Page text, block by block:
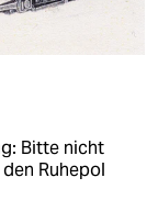
Bitte nicht
Ruhepol